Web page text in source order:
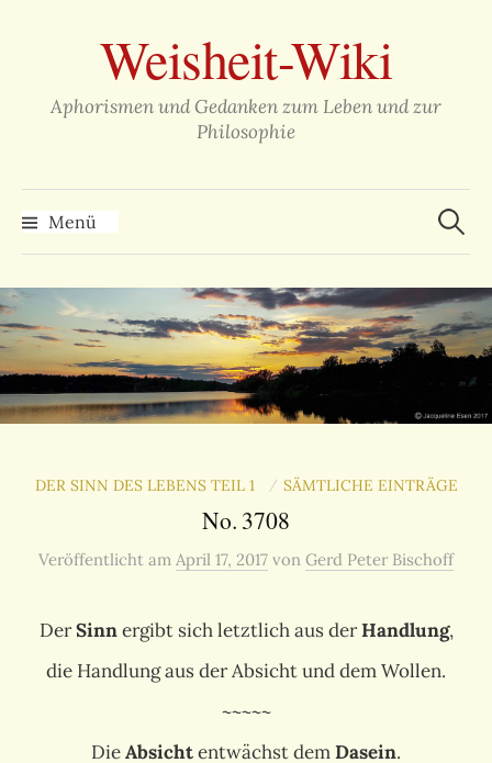
überspringenWeisheit-Wiki
Aphorismen und Gedanken zum Leben und zur
Philosophie
Menü
Suchen
nach:
DER SINN DES LEBENS TEIL 1 / SÄMTLICHE EINTRÄGE
No. 3708
Veröffentlicht am April 17, 2017 von Gerd Peter Bischoff
DerSinnergibt sich letztlich aus derHandlung,
die Handlung aus der Absicht und dem Wollen.
~~~~~
DieAbsichtentwächst demDasein.